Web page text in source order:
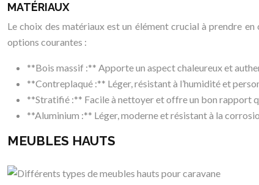
MATÉRIAUX
Le choix des matériaux est un élément crucial à prendre
options courantes :
**Bois massif :** Apporte un aspect chaleureux et
**Contreplaqué :** Léger, résistant à l’humidité et
**Stratifié :** Facile à nettoyer et offre un bon rapport
**Aluminium :** Léger, moderne et résistant à la
MEUBLES HAUTS